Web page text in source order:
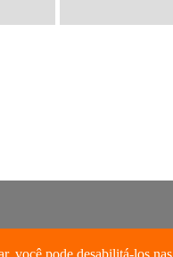
você pode desabilitá-los nas